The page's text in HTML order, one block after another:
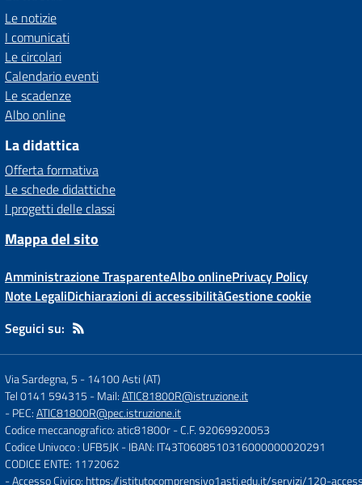
Le notizie
I comunicati
Le circolari
Calendario eventi
Le scadenze
Albo online
La didattica
Offerta formativa
Le schede didattiche
I progetti delle classi
Mappa del sito
Amministrazione TrasparenteAlbo onlinePrivacy Policy
Note LegaliDichiarazioni di accessibilitàGestione cookie
Seguici su:
Via Sardegna, 5 -14100 Asti (AT)
Tel 0141 594315 - Mail:ATIC81800R@istruzione.it
- PEC:ATIC81800R@pec.istruzione.it
Codice meccanografico: atic81800r- C.F. 92069920053
Codice Univoco : UFB5JK- IBAN: IT43T0608510316000000020291
CODICE ENTE: 1172062
- Accesso Civico: https://istitutocomprensivo1asti.edu.it/servizi/120-